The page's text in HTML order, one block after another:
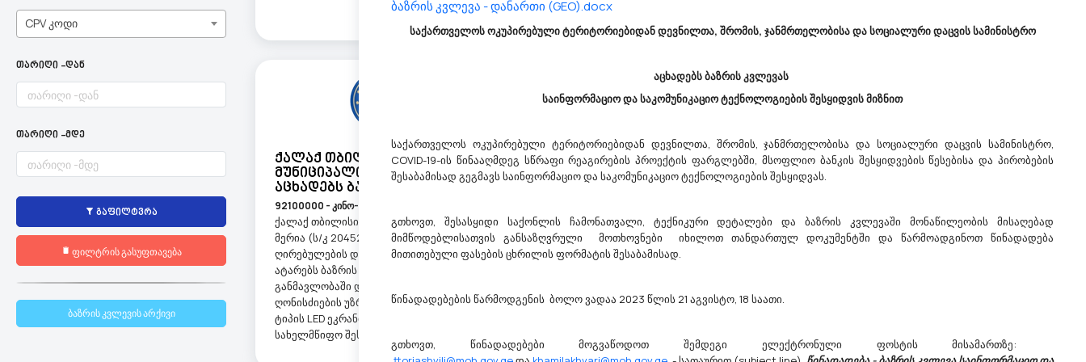
CPV კოდი
თარიღი -დან
თარიღი -მდე
გაფილტვრა
ფილტრის გასუფთავება
ბაზრის კვლევის არქივი
ნოემბრისა წარმოგვიდგი...
Ქალაქ Თბილისის
Მუნიციპალიტეტის Მერია
Აცხადებს Ბაზრის Კვლევას
92100000 - კინო- და ვიდეომომსახურებები.
ქალაქ თბილისის მუნიციპალიტეტის
მერია (ს/კ 204521794) სავარაუდო
ღირებულების დადგენის მიზნით,
ატარებს ბაზრის კვლევას, 2024 წლის
განმავლობაში დაგეგმილი სხვადასხვა
ღონისძიების უზრუნველსაყოფად, P2
ტიპის LED ეკრანით მომსახურების
სახელმწიფო შესყიდ...
Ქალაქ Თბილისის
Მუნიციპალიტეტის Მერია
Აცხადებს Ბაზრის Კვლევას
15/11/2023
ქალაქ თბილისის მუნიციპალიტეტის
მერია (ს/კ 204521794) სავარაუდო
ღირებულების დადგენის მიზნით,
უზრუნველსაყოფად, ინვენტარით
Ქალაქ Თბილისის
ქალაქ თბილისის მუნიციპალიტეტის
მერია (ს/კ 204521794) სავარაუდო
ბაზრის კვლევა - დანართი (GEO).docx
საქართველოს ოკუპირებული ტერიტორიებიდან დევნილთა, შრომის, ჯანმრთელობისა და სოციალური დაცვის სამინისტრო
აცხადებს ბაზრის კვლევას
საინფორმაციო და საკომუნიკაციო ტექნოლოგიების შესყიდვის მიზნით
საქართველოს ოკუპირებული ტერიტორიებიდან დევნილთა, შრომის, ჯანმრთელობისა და სოციალური დაცვის სამინისტრო,
COVID-19-ის წინააღმდეგ სწრაფი რეაგირების პროექტის ფარგლებში, მსოფლიო ბანკის შესყიდვების წესებისა და პირობების
შესაბამისად გეგმავს საინფორმაციო და საკომუნიკაციო ტექნოლოგიების შესყიდვას.
გთხოვთ, შესასყიდი საქონლის ჩამონათვალი, ტექნიკური დეტალები და ბაზრის კვლევაში მონაწილეობის მისაღებად
მიმწოდებლისათვის განსაზღვრული მოთხოვნები იხილოთ თანდართულ დოკუმენტში და წარმოადგინოთ წინადადება
მითითებული ფასების ცხრილის ფორმატის შესაბამისად.
წინადადებების წარმოდგენის ბოლო ვადაა 2023 წლის 21 აგვისტო, 18 საათი.
გთხოვთ, წინადადებები მოგვაწოდოთ შემდეგი ელექტრონული ფოსტის მისამართზე: